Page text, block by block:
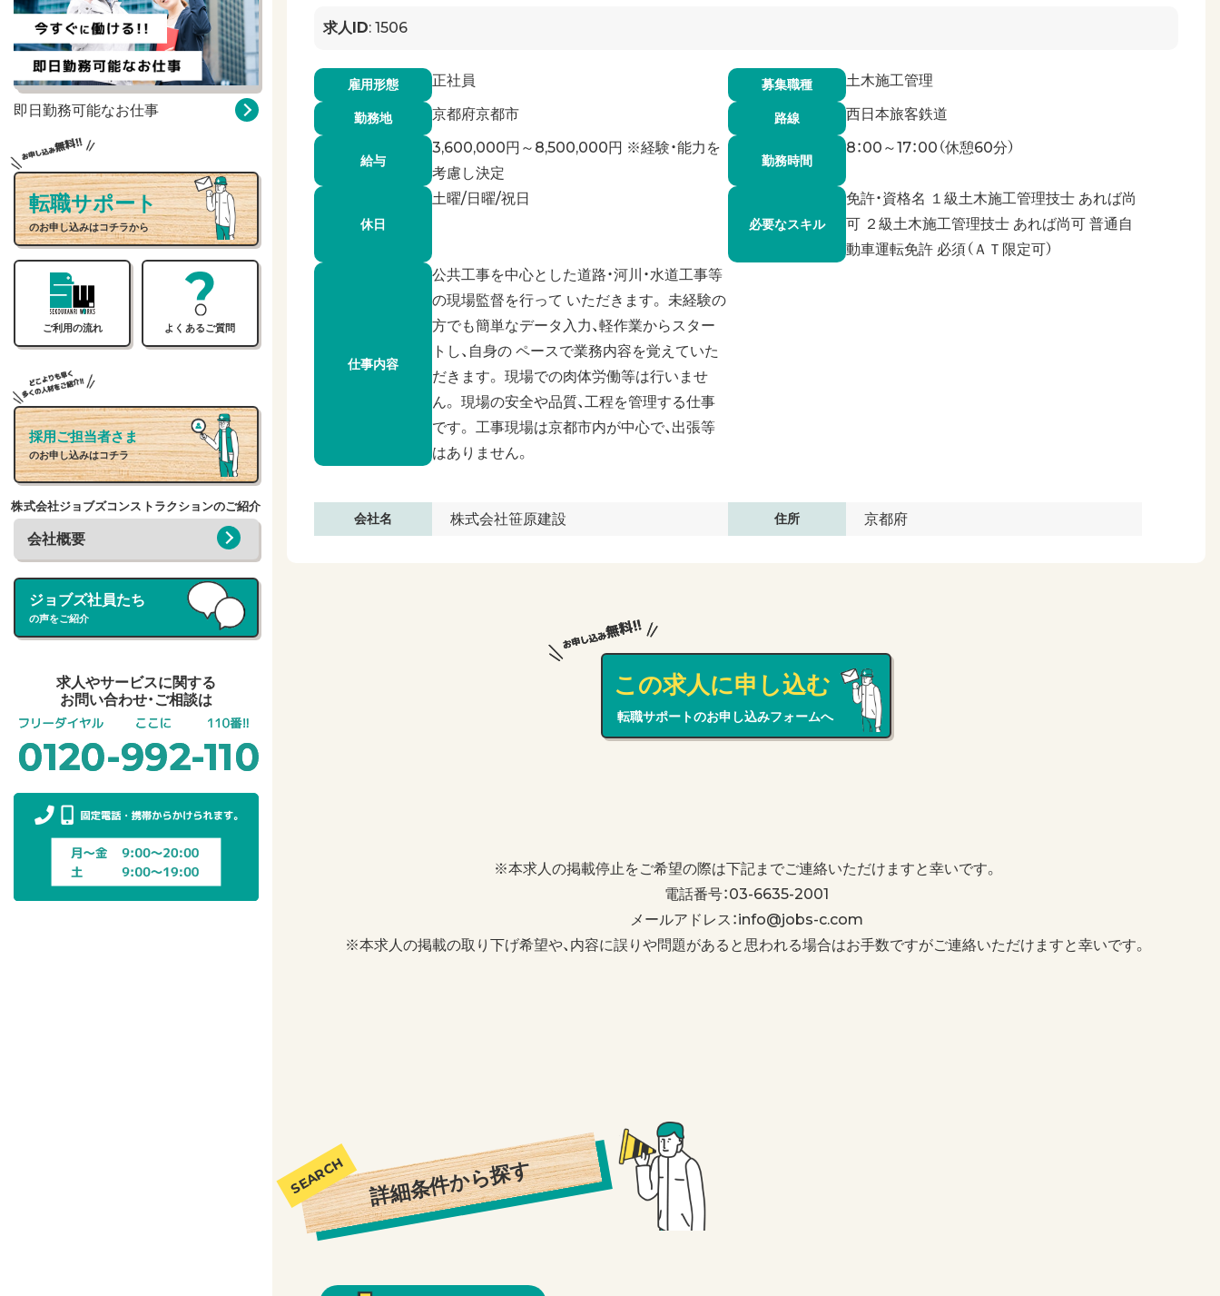
求人ID: 1506
雇用形態 正社員 募集職種 土木施工管理
勤務地 京都府京都市 路線 西日本旅客鉄道
給与
3,600,000円～8,500,000円 ※経験・能力を
考慮し決定
勤務時間
8：00～17：00（休憩60分）
休日
土曜/日曜/祝日
必要なスキル
免許・資格名 １級土木施工管理技士 あれば尚
可 ２級土木施工管理技士 あれば尚可 普通自
動車運転免許 必須（ＡＴ限定可）
仕事内容
公共工事を中心とした道路・河川・水道工事等
の現場監督を行って いただきます。 未経験の
方でも簡単なデータ入力、軽作業からスター
トし、自身の ペースで業務内容を覚えていた
だきます。 現場での肉体労働等は行いませ
ん。 現場の安全や品質、工程を管理する仕事
です。 工事現場は京都市内が中心で、出張等
はありません。
会社名 株式会社笹原建設 住所 京都府
この求人に申し込む
転職サポートのお申し込みフォームへ
※本求人の掲載停止をご希望の際は下記までご連絡いただけますと幸いです。
電話番号：03-6635-2001
メールアドレス：info@jobs-c.com
※本求人の掲載の取り下げ希望や、内容に誤りや問題があると思われる場合はお手数ですがご連絡いただけますと幸いです。
即日勤務可能なお仕事
転職サポート
のお申し込みはコチラから
ご利用の流れ よくあるご質問
採用ご担当者さま
のお申し込みはコチラ
株式会社ジョブズコンストラクションのご紹介
会社概要
ジョブズ社員たち
の声をご紹介
求人やサービスに関する
お問い合わせ・ご相談は
詳細条件から探す